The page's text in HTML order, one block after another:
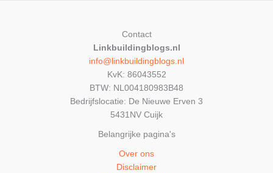
Contact
Linkbuildingblogs.nl
info@linkbuildingblogs.nl
KvK: 86043552
BTW: NL004180983B48
Bedrijfslocatie: De Nieuwe Erven 3
5431NV Cuijk
Belangrijke pagina's
Over ons
Disclaimer